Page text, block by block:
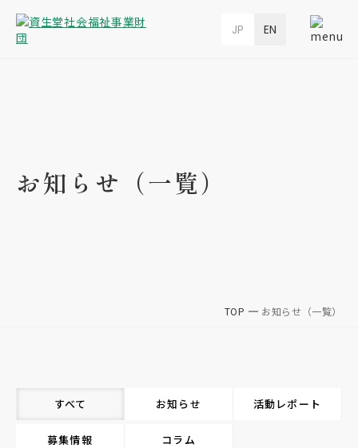
JP EN
お知らせ（一覧）
TOP お知らせ（一覧）
すべて お知らせ 活動レポート
募集情報 コラム